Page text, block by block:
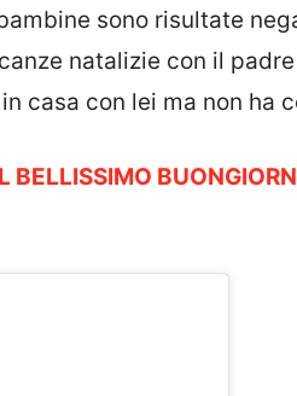
sono risultate
natalizie con il padre
casa con lei ma non ha
BELLISSIMO